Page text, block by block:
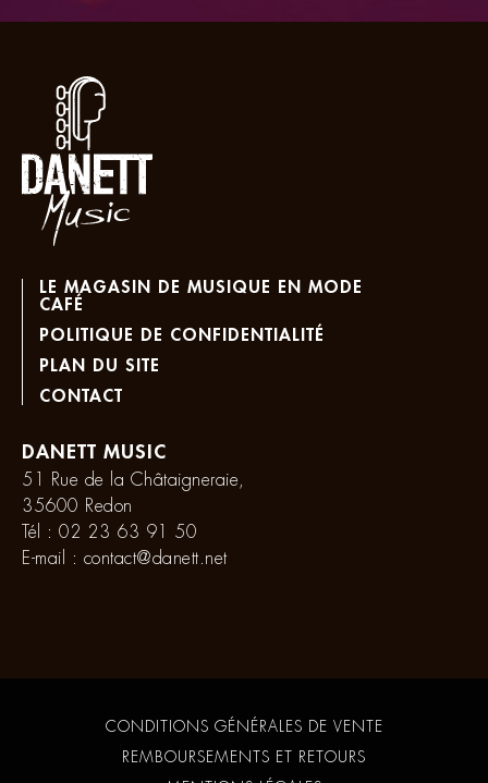
LE MAGASIN DE MUSIQUE EN MODE
CAFÉ
POLITIQUE DE CONFIDENTIALITÉ
PLAN DU SITE
CONTACT
DANETT MUSIC
51 Rue de la Châtaigneraie,
35600 Redon
Tél : 02 23 63 91 50
E-mail : contact@danett.net
CONDITIONS GÉNÉRALES DE VENTE
REMBOURSEMENTS ET RETOURS